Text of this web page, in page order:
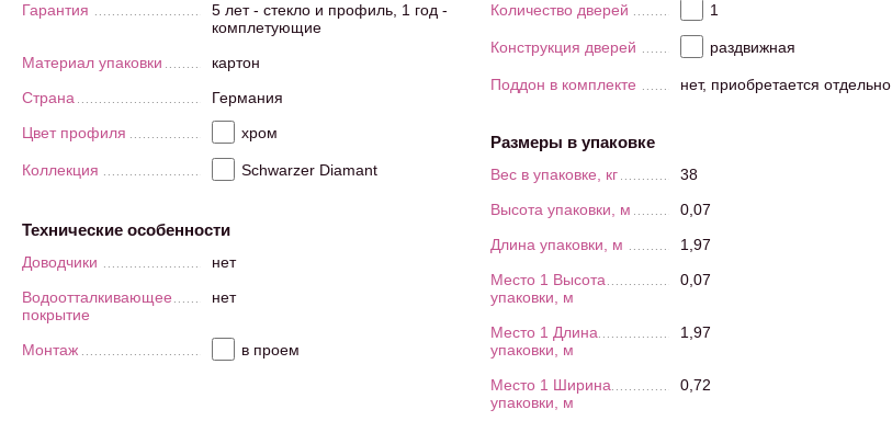
Гарантия
5 лет - стекло и профиль, 1 год -
комплетующие
Материал упаковки
картон
Страна
Германия
Цвет профиля
хром
Коллекция Schwarzer Diamant
Технические особенности
Доводчики
нет
Водоотталкивающее
покрытие
нет
Монтаж в проем
Количество дверей 1
Конструкция дверей раздвижная
Поддон в комплекте нет, приобретается отдельно
Размеры в упаковке
Вес в упаковке, кг
38
Высота упаковки, м
0,07
Длина упаковки, м
1,97
Место 1 Высота
упаковки, м
0,07
Место 1 Длина
упаковки, м
1,97
Место 1 Ширина
упаковки, м
0,72